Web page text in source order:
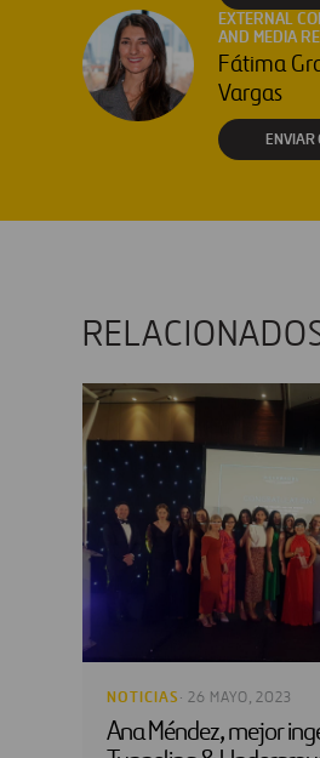
EXTERNAL
AND MEDIA
Fátima
Vargas
ENVIAR
NOTICIAS · 26 MAYO, 2023
Ana Méndez, mejor